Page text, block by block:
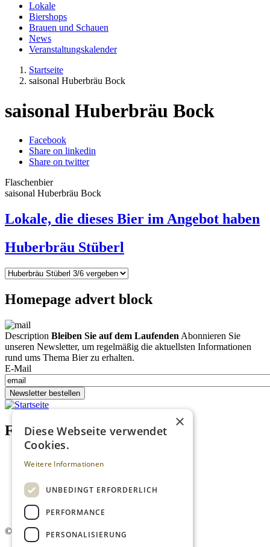
Lokale
Biershops
Brauen und Schauen
News
Veranstaltungskalender
Startseite
saisonal Huberbräu Bock
saisonal Huberbräu Bock
Facebook
Share on linkedin
Share on twitter
Flaschenbier
saisonal Huberbräu Bock
Lokale, die dieses Bier im Angebot haben
Huberbräu Stüberl
Homepage advert block
Description Bleiben Sie auf dem Laufenden Abonnieren Sie
unseren Newsletter, um regelmäßig die aktuellsten Informationen
rund ums Thema Bier zu erhalten.
E-Mail
Newsletter bestellen
Footer menu (DE)
Impressum
Mediadaten
AGB
Newsletter
© 2026. Alle Rechte vorbehalten.
×
Diese Webseite verwendet
Cookies.
Weitere Informationen
UNBEDINGT ERFORDERLICH
PERFORMANCE
PERSONALISIERUNG